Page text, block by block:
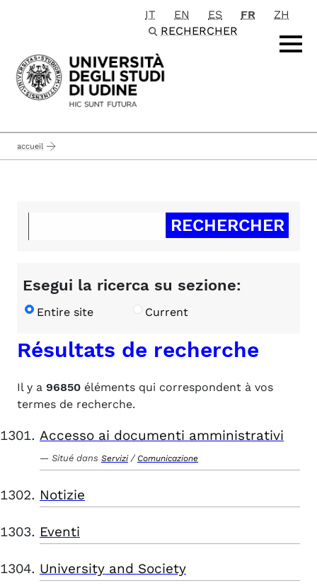
Passa al contenuto principale
IT EN ES FR
ZH
RECHERCHER
accueil
Esegui la ricerca su sezione:
Entire site Current
Résultats de recherche
Il y a 96850 éléments qui correspondent à vos
termes de recherche.
Accesso ai documenti amministrativi
Situé dans Servizi / Comunicazione
Notizie
Eventi
University and Society